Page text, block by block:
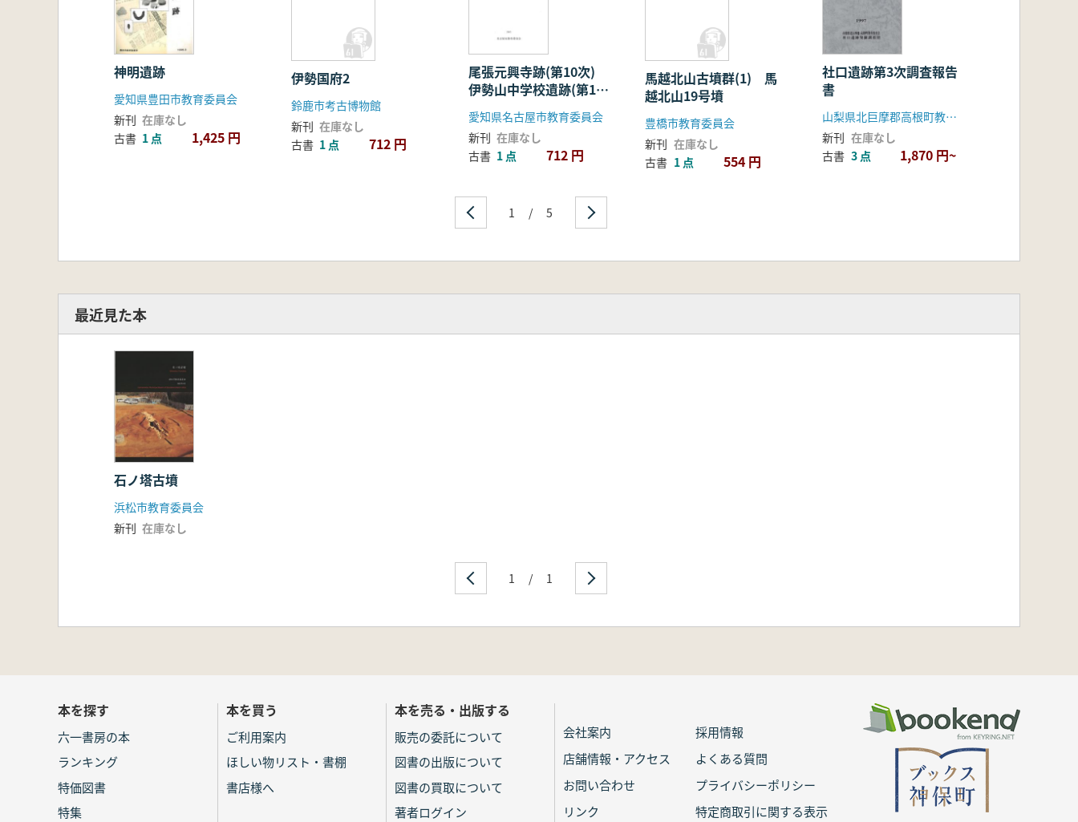
神明遺跡
愛知県豊田市教育委員会
新刊 在庫なし
古書 1 点 1,425 円
伊勢国府2
鈴鹿市考古博物館
新刊 在庫なし
古書 1 点 712 円
尾張元興寺跡(第10次)
伊勢山中学校遺跡(第10
次) 津賀田古墳 戸田
遺跡 NN319号窯群
愛知県名古屋市教育委員会
新刊 在庫なし
古書 1 点 712 円
馬越北山古墳群(1) 馬
越北山19号墳
豊橋市教育委員会
新刊 在庫なし
古書 1 点 554 円
社口遺跡第3次調査報告
書
山梨県北巨摩郡高根町教育委員会
新刊 在庫なし
古書 3 点 1,870 円~
1 / 5
最近見た本
石ノ塔古墳
浜松市教育委員会
新刊 在庫なし
1 / 1
本を探す
六一書房の本
ランキング
特価図書
特集
本を買う
ご利用案内
ほしい物リスト・書棚
書店様へ
本を売る・出版する
販売の委託について
図書の出版について
図書の買取について
著者ログイン
会社案内
採用情報
店舗情報・アクセス
よくある質問
お問い合わせ
プライバシーポリシー
リンク
特定商取引に関する表示